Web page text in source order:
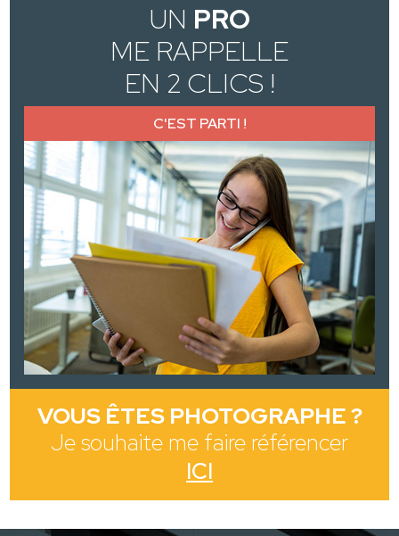
UN PRO
ME RAPPELLE
EN 2 CLICS !
C'EST PARTI !
VOUS ÊTES PHOTOGRAPHE ?
Je souhaite me faire référencer
ICI